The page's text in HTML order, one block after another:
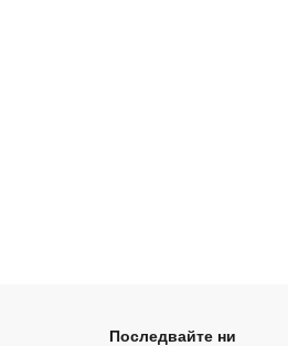
Последвайте ни